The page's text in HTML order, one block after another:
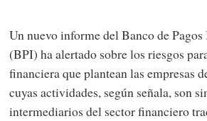
Un nuevo informe del Banco de
(BPI) ha alertado sobre los riesgos
financiera que plantean las empresas
cuyas actividades, según señala, son
intermediarios del sector financiero